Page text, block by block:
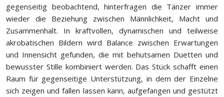
gegenseitig beobachtend, hinterfragen die Tänzer immer
wieder die Beziehung zwischen Männlichkeit, Macht und
Zusammenhalt. In kraftvollen, dynamischen und teilweise
akrobatischen Bildern wird Balance zwischen Erwartungen
und Innensicht gefunden, die mit behutsamen Duetten und
bewusster Stille kombiniert werden. Das Stück schafft einen
Raum für gegenseitige Unterstützung, in dem der Einzelne
sich zeigen und fallen lassen kann, aufgefangen und gestützt